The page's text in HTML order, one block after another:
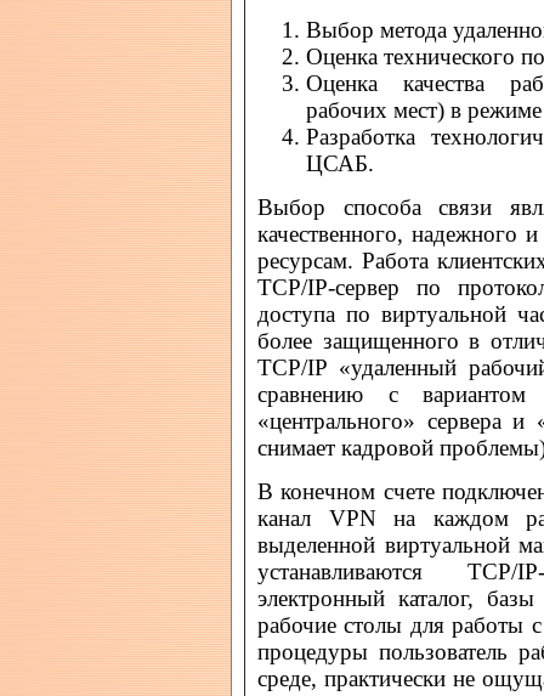
Выбор метода
Оценка технического
Оценка качества
рабочих мест) в
Разработка
ЦСАБ.
Выбор способа связи
качественного, надежного
ресурсам. Работа
TCP/IP-сервер по
доступа по виртуальной
более защищенного в
TCP/IP «удаленный
сравнению с вариантом
«центрального» сервера и
снимает кадровой
В конечном счете
канал VPN на каждом
выделенной виртуальной
устанавливаются TCP/
электронный каталог,
рабочие столы для работы
процедуры пользователь
среде, практически не